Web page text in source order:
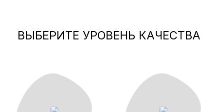
ВЫБЕРИТЕ УРОВЕНЬ КАЧЕСТВА